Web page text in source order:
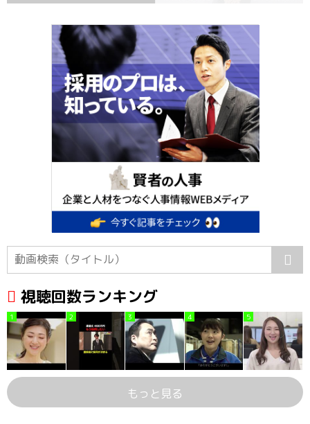
視聴回数ランキング
1 2 3 4 5
もっと見る